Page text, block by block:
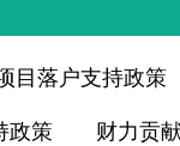
目落户支持政策
政策 财力贡